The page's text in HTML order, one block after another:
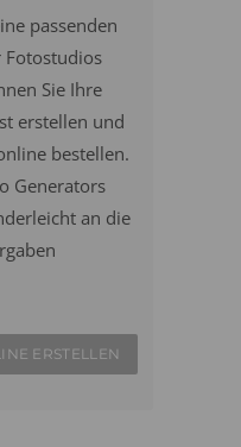
passenden
Fotostudios
Sie Ihre
erstellen und
bestellen.
Generators
an die
ERSTELLEN